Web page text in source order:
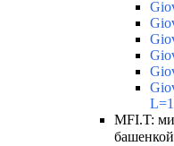
MFI.T: